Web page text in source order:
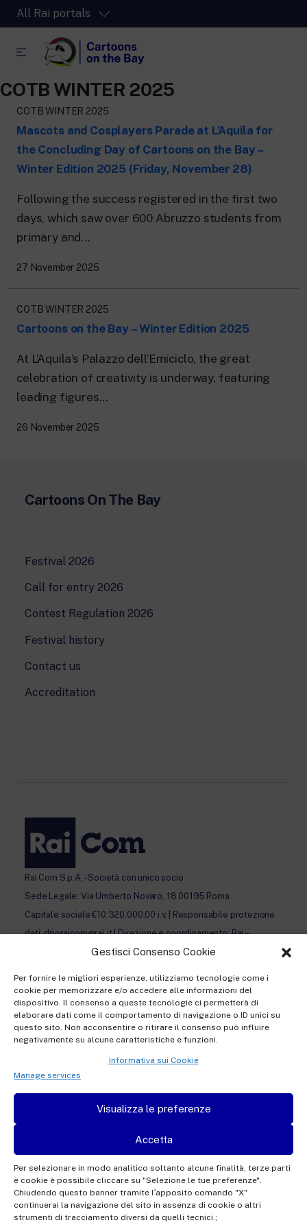
Gestisci Consenso Cookie
Per fornire le migliori esperienze, utilizziamo tecnologie come i
cookie per memorizzare e/o accedere alle informazioni del
dispositivo. Il consenso a queste tecnologie ci permetterà di
elaborare dati come il comportamento di navigazione o ID unici su
questo sito. Non acconsentire o ritirare il consenso può influire
negativamente su alcune caratteristiche e funzioni.
Informativa sui Cookie
Manage services
Visualizza le preferenze
Accetta
Per selezionare in modo analitico soltanto alcune finalità, terze parti
e cookie è possibile cliccare su "Selezione le tue preferenze".
Chiudendo questo banner tramite l′apposito comando "X"
continuerai la navigazione del sito in assenza di cookie o altri
strumenti di tracciamento diversi da quelli tecnici.;
All Rai portals
The video streaming platform for all.
RaiPlay
The digital platform of the Rai Radio
channels.
RaiPlay Sound
A safe space full of cartoons for the kids.
24 hour news: current affairs, breaking
news and updates.
The regional editorial offices of RaiNews.
For secondary schools, universities,
COTB WINTER 2025
COTB WINTER 2025
Mascots and Cosplayers Parade at L’Aquila for
the Concluding Day of Cartoons on the Bay –
Winter Edition 2025 (Friday, November 28)
Following the success registered in the first two
days, which saw over 600 Abruzzo students from
primary and...
27 November 2025
COTB WINTER 2025
Cartoons on the Bay – Winter Edition 2025
At L’Aquila’s Palazzo dell’Emiciclo, the great
celebration of creativity is underway, featuring
leading figures...
26 November 2025
Cartoons On The Bay
Festival 2026
Call for entry 2026
Contest Regulation 2026
Festival history
Contact us
Accreditation
Rai Com S.p.A. - Società con unico socio
Sede Legale: Via Umberto Novaro, 18 00195 Roma
Capitale sociale €10.320.000,00 i.v. | Responsabile protezione
dati: dporaicom@rai.it | Direzione e coordinamento: Rai –
Radiotelevisione italiana S.p.A.
| REA n. RM- 949207 | © Rai Com 2026 - Tutti i diritti riservati
Privacy policy Registration
This site is protected by reCAPTCHA and the GooglePrivacy PolicyandTerms of
Serviceapply.